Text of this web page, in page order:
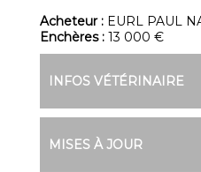
Acheteur : EURL PAUL
Enchères : 13 000 €
INFOS VÉTÉRINAIRE
MISES À JOUR